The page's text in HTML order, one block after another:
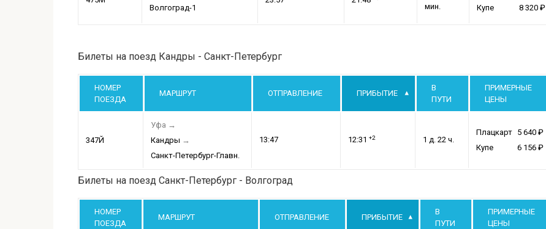
Волгоград-1
мин.
Купе
8 320
Билеты на поезд Кандры - Санкт-Петербург
НОМЕР
ПОЕЗДА
МАРШРУТ ОТПРАВЛЕНИЕ ПРИБЫТИЕ
В
ПУТИ
ПРИМЕРНЫЕ
ЦЕНЫ
347Й
Уфа →
Кандры →
Санкт-Петербург-Главн.
13:47 12:31 +2 1 д. 22 ч.
Плацкарт 5 640
Купе
6 156
Билеты на поезд Санкт-Петербург - Волгоград
НОМЕР
ПОЕЗДА
МАРШРУТ ОТПРАВЛЕНИЕ ПРИБЫТИЕ
В
ПУТИ
ПРИМЕРНЫЕ
ЦЕНЫ